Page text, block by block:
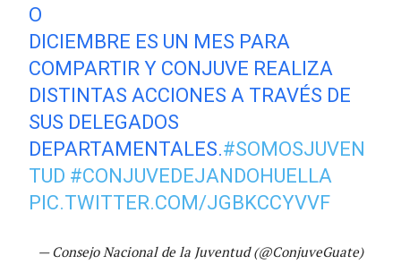
O
DICIEMBRE ES UN MES PARA
COMPARTIR Y CONJUVE REALIZA
DISTINTAS ACCIONES A TRAVÉS DE
SUS DELEGADOS
DEPARTAMENTALES.#SOMOSJUVEN
TUD #CONJUVEDEJANDOHUELLA
PIC.TWITTER.COM/JGBKCCYVVF
— Consejo Nacional de la Juventud (@ConjuveGuate)